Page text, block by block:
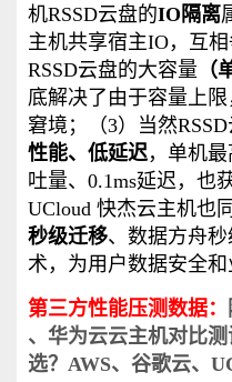
机RSSD云盘的IO隔离
主机共享宿主IO，互
RSSD云盘的大容量 （
底解决了由于容量上
窘境；（3）当然
性能、低延迟，单机最
吐量、0.1ms延迟，也
UCloud 快杰云主机也
秒级迁移、数据方舟
术，为用户数据安全和
第三方性能压测数据：
、华为云云主机对比
选？AWS、谷歌云、